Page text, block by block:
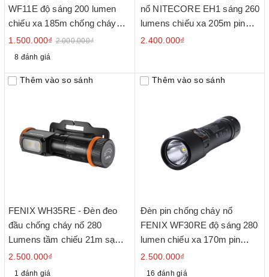
WF11E độ sáng 200 lumen
chiếu xa 185m chống cháy
nổ, đuôi nam châm , dùng 3
pin kiềm AA
1.500.000₫ 2.000.000₫
8 đánh giá
nổ NITECORE EH1 sáng 260
lumens chiếu xa 205m pin
dung lượng 6800mAh
2.400.000₫
Thêm vào so sánh
FENIX WH35RE - Đèn đeo
đầu chống cháy nổ 280
Lumens tầm chiếu 21m sạc
USB C
2.500.000₫
1 đánh giá
Thêm vào so sánh
Đèn pin chống cháy nổ
FENIX WF30RE độ sáng 280
lumen chiếu xa 170m pin
2600mAh
2.500.000₫
16 đánh giá